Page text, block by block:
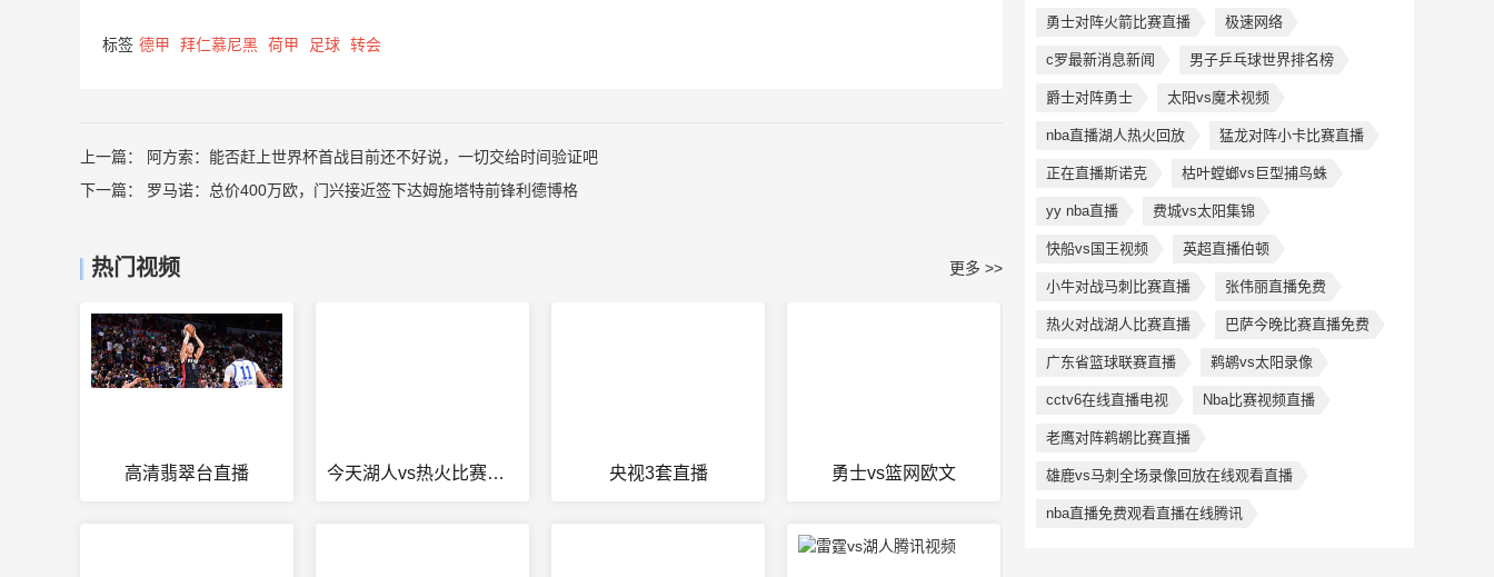
标签 德甲 拜仁慕尼黑 荷甲 足球 转会
上一篇：
阿方索：能否赶上世界杯首战目前还不好说，一切交给时间验证吧
下一篇： 罗马诺：总价400万欧，门兴接近签下达姆施塔特前锋利德博格
热门视频 更多 >>
高清翡翠台直播 今天湖人vs热火比赛回放 央视3套直播 勇士vs篮网欧文
勇士对阵火箭比赛直播 极速网络
c罗最新消息新闻 男子乒乓球世界排名榜
爵士对阵勇士 太阳vs魔术视频
nba直播湖人热火回放 猛龙对阵小卡比赛直播
正在直播斯诺克 枯叶螳螂vs巨型捕鸟蛛
yy nba直播 费城vs太阳集锦
快船vs国王视频 英超直播伯顿
小牛对战马刺比赛直播 张伟丽直播免费
热火对战湖人比赛直播 巴萨今晚比赛直播免费
广东省篮球联赛直播 鹈鹕vs太阳录像
cctv6在线直播电视 Nba比赛视频直播
老鹰对阵鹈鹕比赛直播
雄鹿vs马刺全场录像回放在线观看直播
nba直播免费观看直播在线腾讯